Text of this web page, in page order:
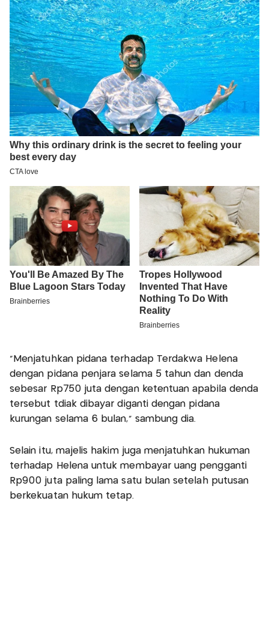
“Menjatuhkan pidana terhadap Terdakwa Helena
dengan pidana penjara selama 5 tahun dan denda
sebesar Rp750 juta dengan ketentuan apabila denda
tersebut tdiak dibayar diganti dengan pidana
kurungan selama 6 bulan,” sambung dia.
Selain itu, majelis hakim juga menjatuhkan hukuman
terhadap Helena untuk membayar uang pengganti
Rp900 juta paling lama satu bulan setelah putusan
berkekuatan hukum tetap.